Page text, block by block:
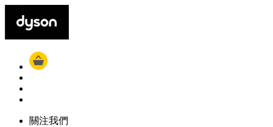
關注我們